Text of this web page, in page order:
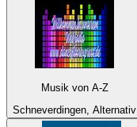
Musik von A-Z
Schneverdingen, Alternativ